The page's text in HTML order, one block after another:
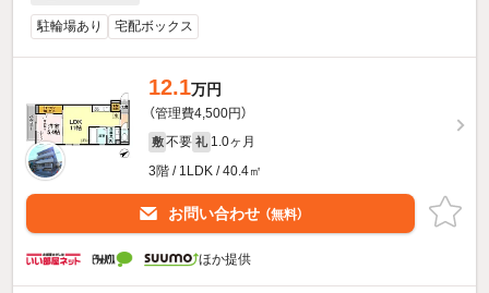
駐輪場あり 宅配ボックス
12.1万円
（管理費4,500円）
敷 不要 礼 1.0ヶ月
3階 / 1LDK / 40.4㎡
お問い合わせ （無料）
ほか提供